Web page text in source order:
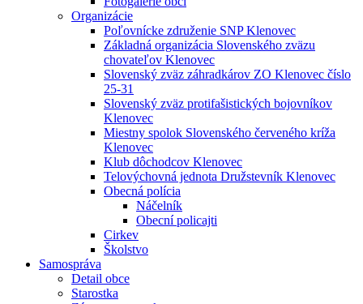
Organizácie
Poľovnícke združenie SNP Klenovec
Základná organizácia Slovenského zväzu
chovateľov Klenovec
Slovenský zväz záhradkárov ZO Klenovec číslo
25-31
Slovenský zväz protifašistických bojovníkov
Klenovec
Miestny spolok Slovenského červeného kríža
Klenovec
Klub dôchodcov Klenovec
Telovýchovná jednota Družstevník Klenovec
Obecná polícia
Náčelník
Obecní policajti
Cirkev
Školstvo
Samospráva
Detail obce
Starostka